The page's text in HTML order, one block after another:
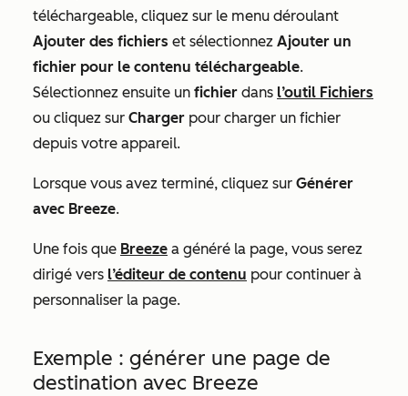
téléchargeable, cliquez sur le menu déroulant
Ajouter des fichiers et sélectionnez Ajouter un
fichier pour le contenu téléchargeable.
Sélectionnez ensuite un fichier dans l’outil Fichiers
ou cliquez sur Charger pour charger un fichier
depuis votre appareil.
Lorsque vous avez terminé, cliquez sur Générer
avec Breeze.
Une fois que Breeze a généré la page, vous serez
dirigé vers l’éditeur de contenu pour continuer à
personnaliser la page.
Exemple : générer une page de
destination avec Breeze